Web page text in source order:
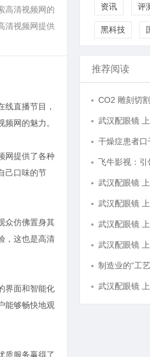
高清视频网的
清视频网提供
直播节目，
网的魅力。
网提供了各种
己口味的节
众仿佛置身其
，这也是高清
界面和智能化
能够畅快地观
质服务赢得了
资讯 评
黑科技
推荐阅读
CO2 雕刻切
武汉配眼镜
武汉配眼镜
武汉配眼镜
武汉配眼镜
武汉配眼镜
武汉配眼镜